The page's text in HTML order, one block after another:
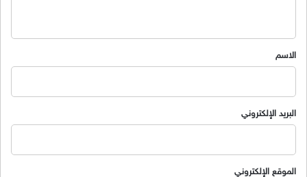
*
الاسم
البريد الإلكتروني
الموقع الإلكتروني